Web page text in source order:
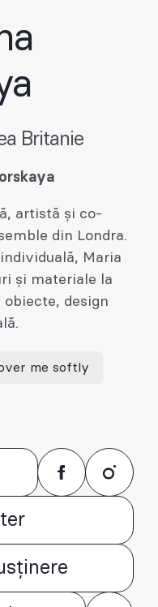
Britanie
artistă și co-
din Londra.
Maria
și materiale la
design
me softly